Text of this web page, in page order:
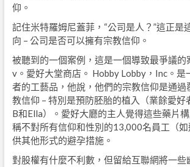
仰。
記住米特羅姆尼蓋菲，“公司是人？”這正是
向 – 公司是否可以擁有宗教信仰。
被聽到的一個案例，這是一個導致最爭議的
v。愛好大堂商店。 Hobby Lobby，Inc。是
者的工藝品，他說，他們的宗教信仰是通過
教信仰 – 特別是預防胚胎的植入（業餘愛好
B和Ella）。愛好大廳的主人覺得這些藥片
稱不對所有信仰和性別的13,000名員工（
供其他形式的避孕措施。
對股權有什麼不利數，但留給互聯網將一些